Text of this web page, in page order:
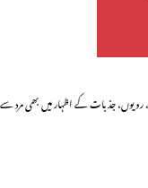
رویوں، جذبات کے اظہار میں بھی مرد سے